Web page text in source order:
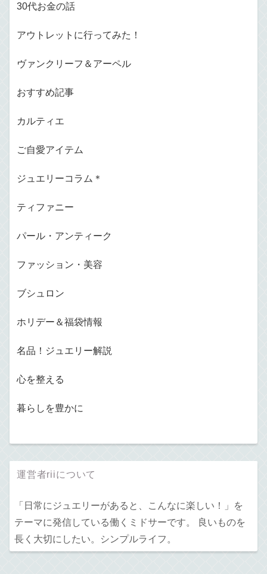
30代お金の話
アウトレットに行ってみた！
ヴァンクリーフ＆アーペル
おすすめ記事
カルティエ
ご自愛アイテム
ジュエリーコラム＊
ティファニー
パール・アンティーク
ファッション・美容
ブシュロン
ホリデー＆福袋情報
名品！ジュエリー解説
心を整える
暮らしを豊かに
運営者riiについて
「日常にジュエリーがあると、こんなに楽しい！」を
テーマに発信している働くミドサーです。 良いものを
長く大切にしたい。シンプルライフ。